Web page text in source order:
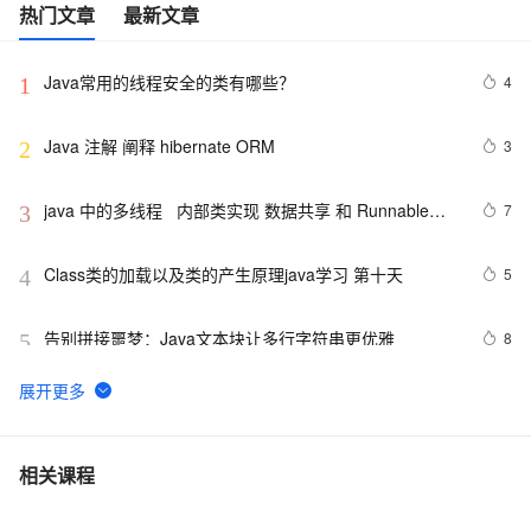
热门文章 最新文章
1 Java常用的线程安全的类有哪些？ 4
2 Java 注解 阐释 hibernate ORM 3
3 java 中的多线程   内部类实现 数据共享 和 Runnable实
7
4 Class类的加载以及类的产生原理java学习 第十天 5
5 8
6 【JavaWeb】一文搞懂Java过滤器与拦截器的区别
7 Java编程中容易忽略的细节总结
相关课程